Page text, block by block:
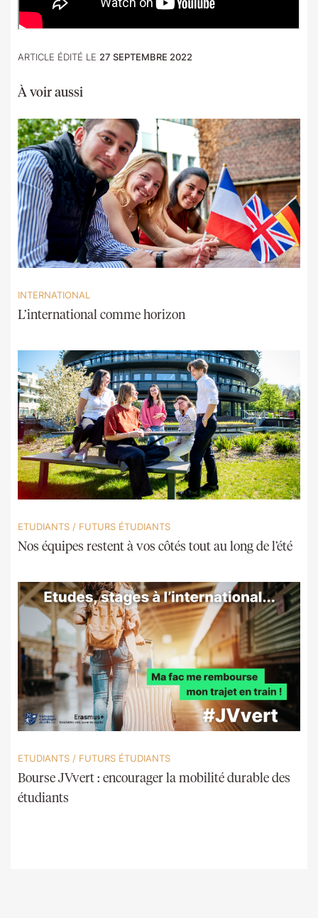
ARTICLE ÉDITÉ LE 27 SEPTEMBRE 2022
À voir aussi
INTERNATIONAL
L’international comme horizon
ETUDIANTS / FUTURS ÉTUDIANTS
Nos équipes restent à vos côtés tout au long de l’été
ETUDIANTS / FUTURS ÉTUDIANTS
Bourse JVvert : encourager la mobilité durable des
étudiants